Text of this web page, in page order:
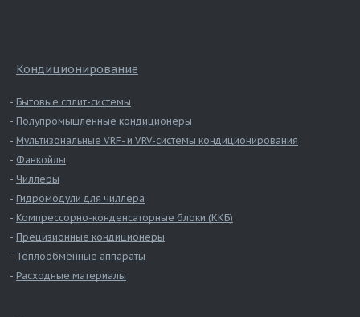
Кондиционирование
Бытовые сплит-системы
Полупромышленные кондиционеры
Мультизональные VRF- и VRV-системы кондиционирования
Фанкойлы
Чиллеры
Гидромодули для чиллера
Компрессорно-конденсаторные блоки (ККБ)
Прецизионные кондиционеры
Теплообменные аппараты
Расходные материалы